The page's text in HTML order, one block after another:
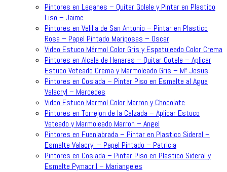
Pintores en Leganes – Quitar Golele y Pintar en Plastico
Liso – Jaime
Pintores en Velilla de San Antonio – Pintar en Plastico
Rosa – Papel Pintado Mariposas – Oscar
Video Estuco Mármol Color Gris y Espatuleado Color Crema
Pintores en Alcala de Henares – Quitar Gotele – Aplicar
Estuco Veteado Crema y Marmoleado Gris – Mª Jesus
Pintores en Coslada – Pintar Piso en Esmalte al Agua
Valacryl – Mercedes
Video Estuco Marmol Color Marron y Chocolate
Pintores en Torrejon de la Calzada – Aplicar Estuco
Veteado y Marmoleado Marron – Angel
Pintores en Fuenlabrada – Pintar en Plastico Sideral –
Esmalte Valacryl – Papel Pintado – Patricia
Pintores en Coslada – Pintar Piso en Plastico Sideral y
Esmalte Pymacril – Mariangeles